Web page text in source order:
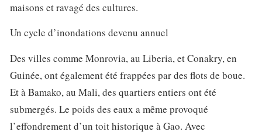
maisons et ravagé des cultures.
Un cycle d’inondations devenu annuel
Des villes comme Monrovia, au Liberia, et Conakry, en
Guinée, ont également été frappées par des flots de boue.
Et à Bamako, au Mali, des quartiers entiers ont été
submergés. Le poids des eaux a même provoqué
l’effondrement d’un toit historique à Gao. Avec